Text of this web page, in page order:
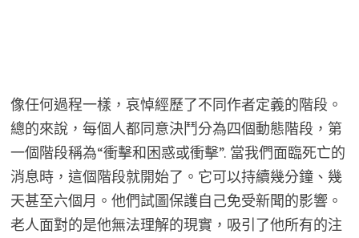
像任何過程一樣，哀悼經歷了不同作者定義的階段。
總的來說，每個人都同意決鬥分為四個動態階段，第
一個階段稱為“衝擊和困惑或衝擊”. 當我們面臨死亡的
消息時，這個階段就開始了。它可以持續幾分鐘、幾
天甚至六個月。他們試圖保護自己免受新聞的影響。
老人面對的是他無法理解的現實，吸引了他所有的注